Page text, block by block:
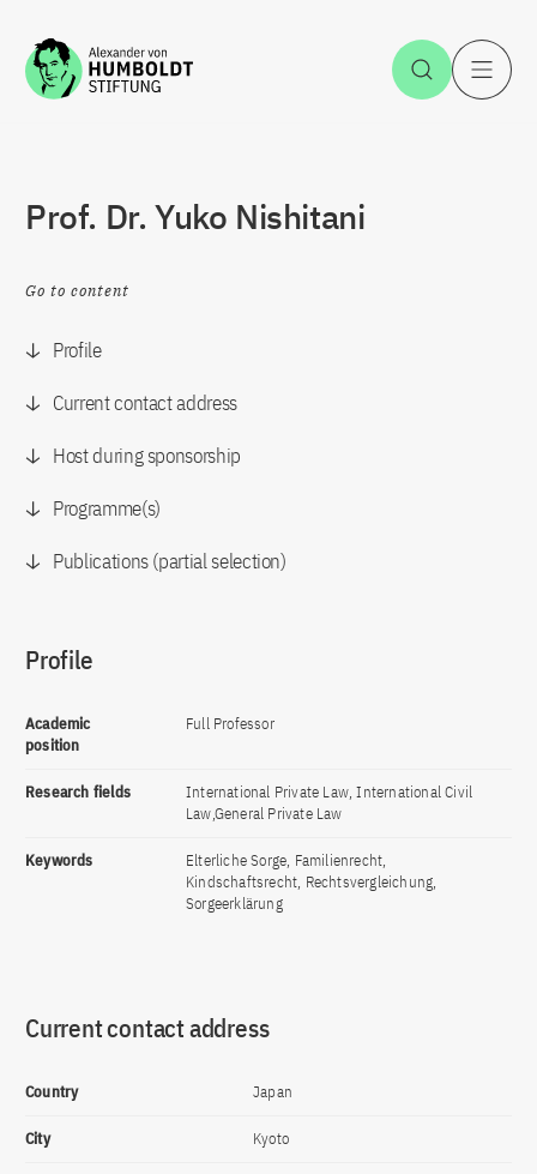
Jump to the content Open
Prof. Dr. Yuko Nishitani
Go to content
Profile
Current contact address
Host during sponsorship
Programme(s)
Publications (partial selection)
Profile
Academic
position
Full Professor
Research fields
International Private Law, International Civil
Law,General Private Law
Keywords
Elterliche Sorge, Familienrecht,
Kindschaftsrecht, Rechtsvergleichung,
Sorgeerklärung
Current contact address
Country Japan
City Kyoto